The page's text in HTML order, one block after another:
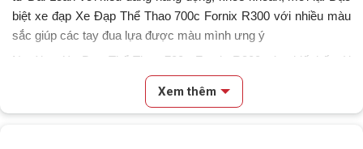
biệt xe đạp Xe Đạp Thể Thao 700c Fornix R300với nhiều màu
sắc giúp các tay đua lựa được màu mình ưng ý
Ngoài ra Xe Đạp Thể Thao 700c Fornix R300 còn
thiết kế với
siêu bền, lớp sơn tĩnh điện bắt mắt chống
trầy và bụi bẩn, thiết kế phong cách thể thao cá tính, chắc chắn
sẽ là người bạn đồng hành tuyệt vời.
Xem thêm